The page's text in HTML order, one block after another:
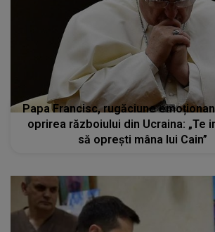
Papa Francisc, rugăciune
oprirea războiului din Ucraina: „Te
să opreşti mâna lui Cain”